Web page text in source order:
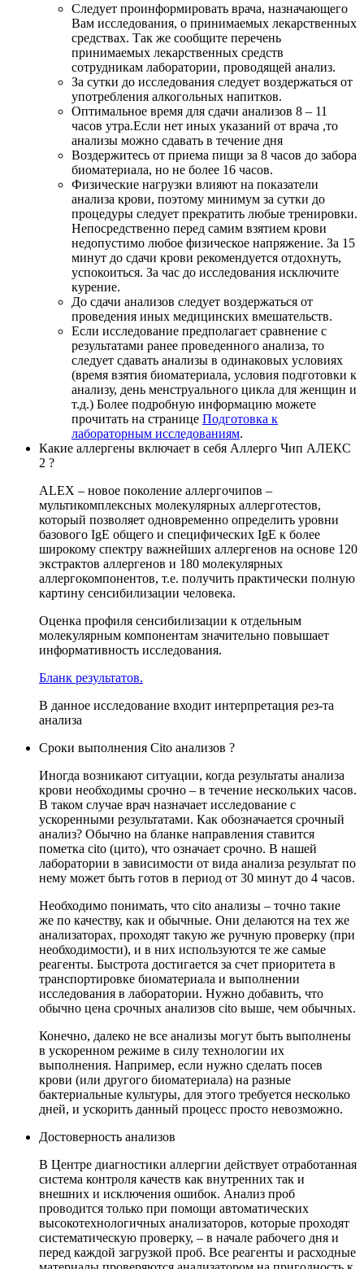
Следует проинформировать врача, назначающего
Вам исследования, о принимаемых лекарственных
средствах. Так же сообщите перечень
принимаемых лекарственных средств
сотрудникам лаборатории, проводящей анализ.
За сутки до исследования следует воздержаться от
употребления алкогольных напитков.
Оптимальное время для сдачи анализов 8 – 11
часов утра.Если нет иных указаний от врача ,то
анализы можно сдавать в течение дня
Воздержитесь от приема пищи за 8 часов до забора
биоматериала, но не более 16 часов.
Физические нагрузки влияют на показатели
анализа крови, поэтому минимум за сутки до
процедуры следует прекратить любые тренировки.
Непосредственно перед самим взятием крови
недопустимо любое физическое напряжение. За 15
минут до сдачи крови рекомендуется отдохнуть,
успокоиться. За час до исследования исключите
курение.
До сдачи анализов следует воздержаться от
проведения иных медицинских вмешательств.
Если исследование предполагает сравнение с
результатами ранее проведенного анализа, то
следует сдавать анализы в одинаковых условиях
(время взятия биоматериала, условия подготовки к
анализу, день менструального цикла для женщин и
т.д.) Более подробную информацию можете
прочитать на странице Подготовка к
лабораторным исследованиям.
Какие аллергены включает в себя Аллерго Чип АЛЕКС
2 ?
ALEX – новое поколение аллергочипов –
мультикомплексных молекулярных аллерготестов,
который позволяет одновременно определить уровни
базового IgE общего и специфических IgE к более
широкому спектру важнейших аллергенов на основе 120
экстрактов аллергенов и 180 молекулярных
аллергокомпонентов, т.е. получить практически полную
картину сенсибилизации человека.
Оценка профиля сенсибилизации к отдельным
молекулярным компонентам значительно повышает
информативность исследования.
Бланк результатов.
В данное исследование входит интерпретация рез-та
анализа
Сроки выполнения Cito анализов ?
Иногда возникают ситуации, когда результаты анализа
крови необходимы срочно – в течение нескольких часов.
В таком случае врач назначает исследование с
ускоренными результатами. Как обозначается срочный
анализ? Обычно на бланке направления ставится
пометка cito (цито), что означает срочно. В нашей
лаборатории в зависимости от вида анализа результат по
нему может быть готов в период от 30 минут до 4 часов.
Необходимо понимать, что cito анализы – точно такие
же по качеству, как и обычные. Они делаются на тех же
анализаторах, проходят такую же ручную проверку (при
необходимости), и в них используются те же самые
реагенты. Быстрота достигается за счет приоритета в
транспортировке биоматериала и выполнении
исследования в лаборатории. Нужно добавить, что
обычно цена срочных анализов cito выше, чем обычных.
Конечно, далеко не все анализы могут быть выполнены
в ускоренном режиме в силу технологии их
выполнения. Например, если нужно сделать посев
крови (или другого биоматериала) на разные
бактериальные культуры, для этого требуется несколько
дней, и ускорить данный процесс просто невозможно.
Достоверность анализов
В Центре диагностики аллергии действует отработанная
система контроля качеств как внутренних так и
внешних и исключения ошибок. Анализ проб
проводится только при помощи автоматических
высокотехнологичных анализаторов, которые проходят
систематическую проверку, – в начале рабочего дня и
перед каждой загрузкой проб. Все реагенты и расходные